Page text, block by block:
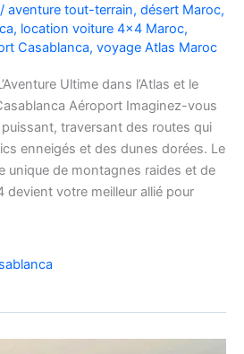
/ aventure tout-terrain, désert Maroc,
, location voiture 4x4 Maroc,
Casablanca, voyage Atlas Maroc
Ultime dans l’Atlas et le
Aéroport Imaginez-vous
puissant, traversant des routes qui
enneigés et des dunes dorées. Le
unique de montagnes raides et de
votre meilleur allié pour